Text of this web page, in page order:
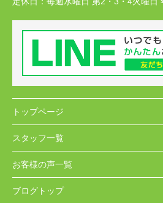
トップページ
スタッフ一覧
お客様の声一覧
ブログトップ